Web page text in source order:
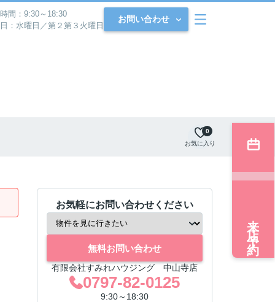
間：9:30～18:30
：水曜日／第２第３火曜日
お問い合わせ
お気に入り
0
お気軽にお問い合わせください
無料お問い合わせ
有限会社すみれハウジング 中山寺店
0797-82-0125
9:30～18:30
来店予約